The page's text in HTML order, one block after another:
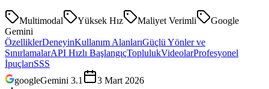
Multimodal Yüksek Hız Maliyet Verimli
Google
Gemini
ÖzelliklerDeneyinKullanım AlanlarıGüçlü Yönler ve
SınırlamalarAPI Hızlı BaşlangıçToplulukVideolarProfesyonel
İpuçlarıSSS
googleGemini 3.1
3 Mart 2026